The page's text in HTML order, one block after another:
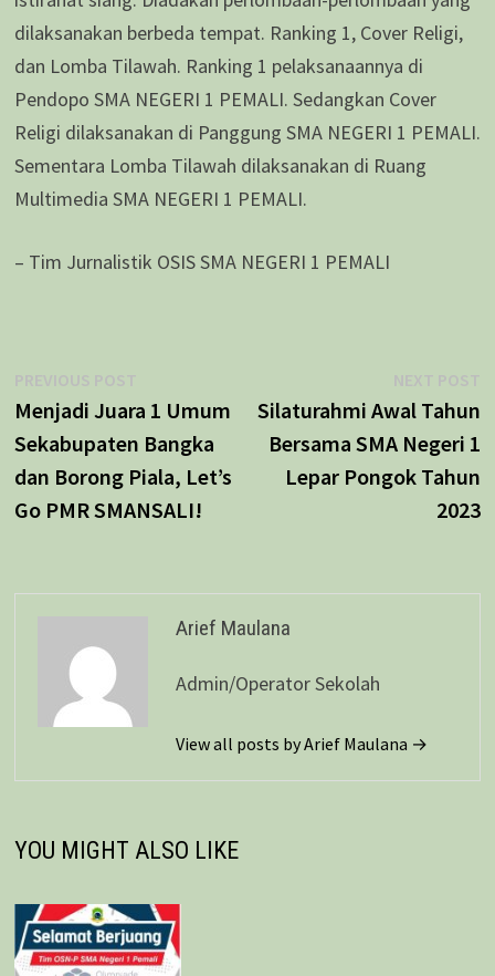
dilaksanakan berbeda tempat. Ranking 1, Cover Religi,
dan Lomba Tilawah. Ranking 1 pelaksanaannya di
Pendopo SMA NEGERI 1 PEMALI. Sedangkan Cover
Religi dilaksanakan di Panggung SMA NEGERI 1 PEMALI.
Sementara Lomba Tilawah dilaksanakan di Ruang
Multimedia SMA NEGERI 1 PEMALI.
– Tim Jurnalistik OSIS SMA NEGERI 1 PEMALI
Navigasi
pos
PREVIOUS POSTPrevious
post:
Menjadi Juara 1 Umum
Sekabupaten Bangka
dan Borong Piala, Let’s
Go PMR SMANSALI!
NEXT POST
Silaturahmi Awal Tahun
Bersama SMA Negeri 1
Lepar Pongok Tahun
2023
Arief Maulana
Admin/Operator Sekolah
View all posts by Arief Maulana →
YOU MIGHT ALSO LIKE